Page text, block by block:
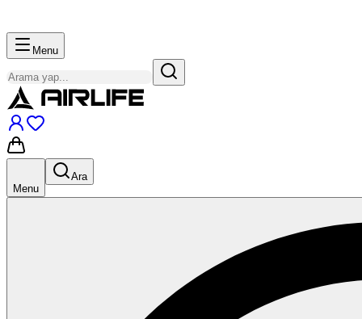
Menu
Menu
Ara